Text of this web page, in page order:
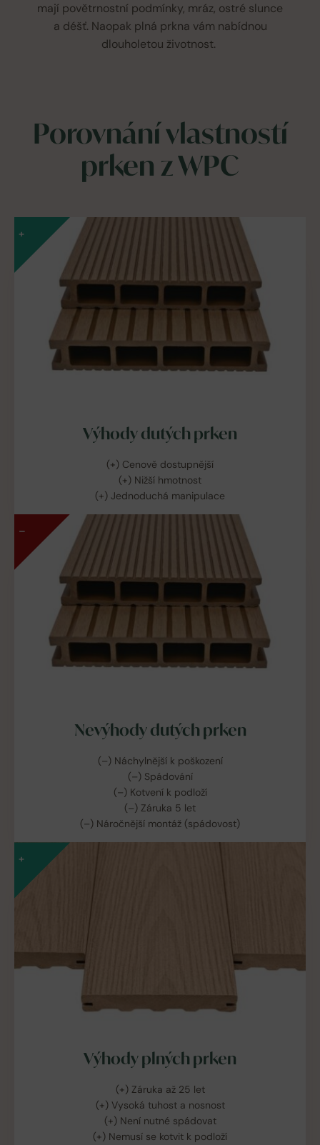
mají povětrnostní podmínky, mráz, ostré slunce
a déšť. Naopak plná prkna vám nabídnou
dlouholetou životnost.
Porovnání vlastností
prken z WPC
+
Výhody dutých prken
(+) Cenově dostupnější
(+) Nižší hmotnost
(+) Jednoduchá manipulace
–
Nevýhody dutých prken
(–) Náchylnější k poškození
(–) Spádování
(–) Kotvení k podloží
(–) Záruka 5 let
(–) Náročnější montáž (spádovost)
+
Výhody plných prken
(+) Záruka až 25 let
(+) Vysoká tuhost a nosnost
(+) Není nutné spádovat
(+) Nemusí se kotvit k podloží